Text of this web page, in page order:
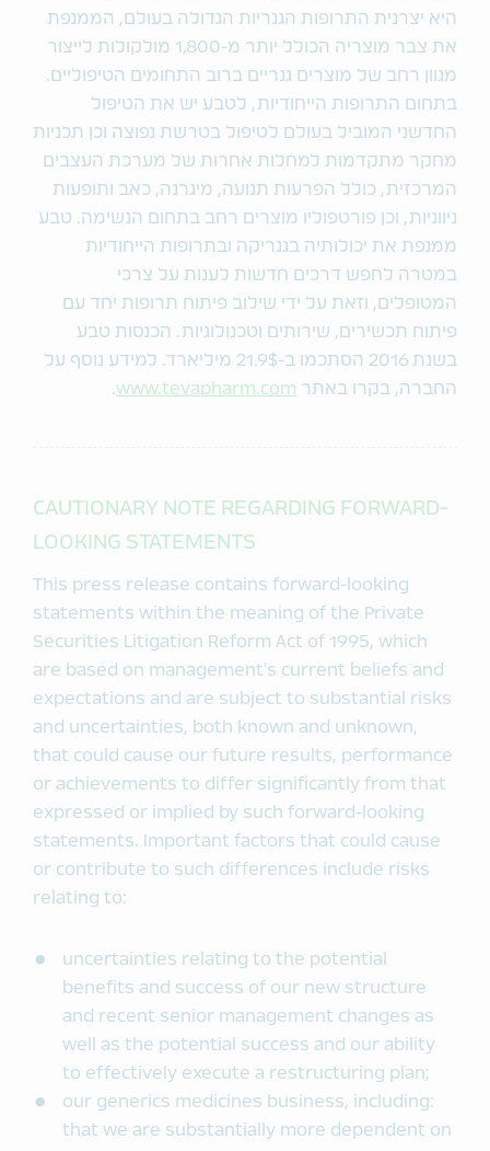
היא יצרנית התרופות הגנריות הגדולה בעולם, הממנפת
את צבר מוצריה הכולל יותר מ-1,800 מולקולות לייצור
מגוון רחב של מוצרים גנריים ברוב התחומים הטיפוליים.
בתחום התרופות הייחודיות, לטבע יש את הטיפול
החדשני המוביל בעולם לטיפול בטרשת נפוצה וכן תכניות
מחקר מתקדמות למחלות אחרות של מערכת העצבים
המרכזית, כולל הפרעות תנועה, מיגרנה, כאב ותופעות
ניווניות, וכן פורטפוליו מוצרים רחב בתחום הנשימה. טבע
ממנפת את יכולותיה בגנריקה ובתרופות הייחודיות
במטרה לחפש דרכים חדשות לענות על צרכי
המטופלים, וזאת על ידי שילוב פיתוח תרופות יחד עם
פיתוח תכשירים, שירותים וטכנולוגיות. הכנסות טבע
בשנת 2016 הסתכמו ב-21.9$ מיליארד. למידע נוסף על
החברה, בקרו באתר www.tevapharm.com
.
CAUTIONARY NOTE REGARDING FORWARD-
LOOKING STATEMENTS
This press release contains forward-looking
statements within the meaning of the Private
Securities Litigation Reform Act of 1995, which
are based on management’s current beliefs and
expectations and are subject to substantial risks
and uncertainties, both known and unknown,
that could cause our future results, performance
or achievements to differ significantly from that
expressed or implied by such forward-looking
statements. Important factors that could cause
or contribute to such differences include risks
relating to:
uncertainties relating to the potential
benefits and success of our new structure
and recent senior management changes as
well as the potential success and our ability
to effectively execute a restructuring plan;
our generics medicines business, including:
that we are substantially more dependent on